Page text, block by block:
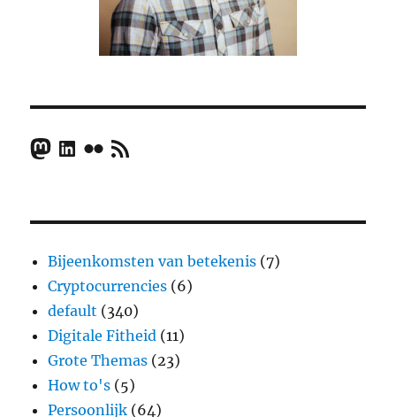
Mastodon
LinkedIn
FlickrRSS Feed
Bijeenkomsten van betekenis (7)
Cryptocurrencies (6)
default (340)
Digitale Fitheid (11)
Grote Themas (23)
How to's (5)
Persoonlijk (64)